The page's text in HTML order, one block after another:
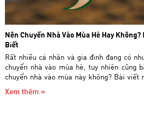
Nên Chuyển Nhà Vào Mùa Hè Hay
Biết
Rất nhiều cá nhân và gia đình đang có
chuyển nhà vào mùa hè, tuy nhiên cũng
chuyển nhà vào mùa này không? Bài viết
Xem thêm »